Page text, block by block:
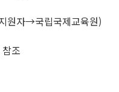
원자→국립국제교육원)
조